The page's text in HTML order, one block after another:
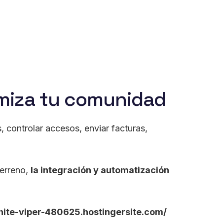
tu comunidad
controlar accesos, enviar facturas,
la integración y automatización
viper-480625.hostingersite.com/